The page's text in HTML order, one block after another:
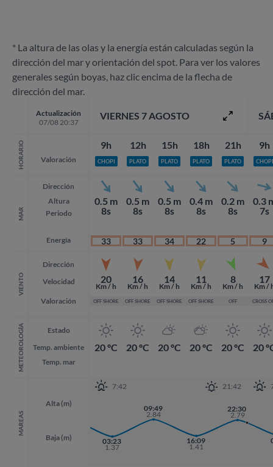
* La altura de las olas y la energía están calculadas según la
dirección del mar y orientación del spot. Para ver los valores
generales según boyas, haz clic encima de la flecha de
dirección del mar.
Actualización
07/08 20:37
HORARIO Valoración
MAR
Dirección
Altura
Periodo
Energía
VIENTO
Dirección
Velocidad
Valoración
METEOROLOGÍA
Estado
Temp. ambiente
Temp. mar
MAREAS
Alta (m)
Baja (m)
VIERNES 7 AGOSTO
9h
CHOPI
0.5 m
8s
33
20
Km / h
OFF SHORE
20 ºC
12h
PLATO
0.5 m
8s
33
16
Km / h
OFF SHORE
20 ºC
15h
PLATO
0.5 m
8s
34
14
Km / h
OFF SHORE
20 ºC
18h
PLATO
0.4 m
8s
22
11
Km / h
OFF SHORE
20 ºC
21h
PLATO
0.2 m
8s
5
8
Km / h
OFF
20 ºC
7:42 21:42
21:07
03:23
1.37
09:49
2.84
16:09
1.41
22:30
2.79
9h
CHOPI
0.3
7s
9
17
Km /
CROSS
20
22:30
2.79